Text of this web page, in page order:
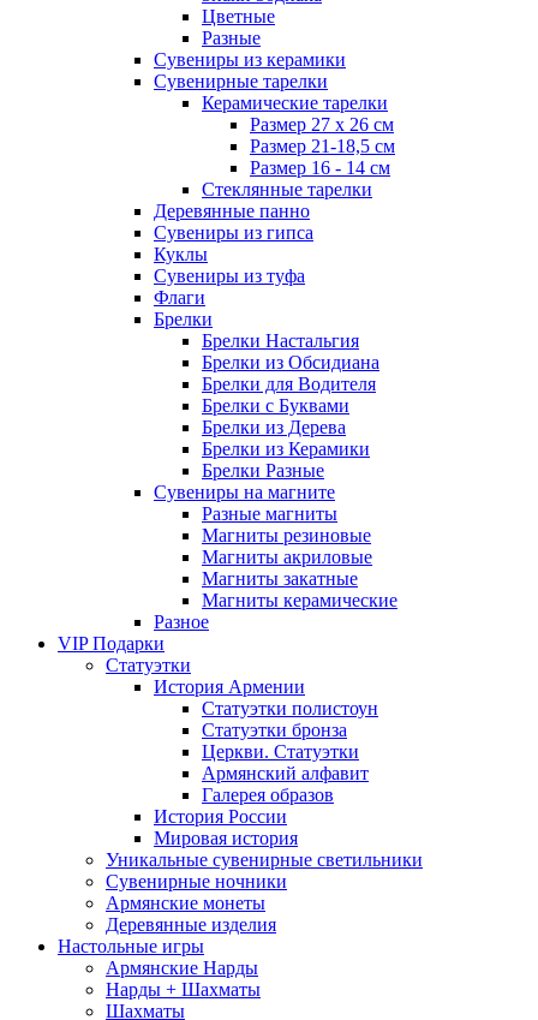
Цветные
Разные
Сувениры из керамики
Сувенирные тарелки
Керамические тарелки
Размер 27 х 26 см
Размер 21-18,5 см
Размер 16 - 14 см
Стеклянные тарелки
Деревянные панно
Сувениры из гипса
Куклы
Сувениры из туфа
Флаги
Брелки
Брелки Настальгия
Брелки из Обсидиана
Брелки для Водителя
Брелки с Буквами
Брелки из Дерева
Брелки из Керамики
Брелки Разные
Сувениры на магните
Разные магниты
Магниты резиновые
Магниты акриловые
Магниты закатные
Магниты керамические
Разное
VIP Подарки
Статуэтки
История Армении
Статуэтки полистоун
Статуэтки бронза
Церкви. Статуэтки
Армянский алфавит
Галерея образов
История России
Мировая история
Уникальные сувенирные светильники
Сувенирные ночники
Армянские монеты
Деревянные изделия
Настольные игры
Армянские Нарды
Нарды + Шахматы
Шахматы